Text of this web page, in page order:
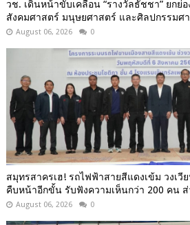
วช. เดินหน้าขับเคลื่อน “รางวัลธัชชา” ยกย่
สังคมศาสตร์ มนุษยศาสตร์ และศิลปกรรมศ
August 06, 2026 0
สมุทรสาครเฮ! รถไฟฟ้าสายสีแดงเข้ม วงเ
คืบหน้าอีกขั้น รับฟังความเห็นกว่า 200 คน
August 06, 2026 0